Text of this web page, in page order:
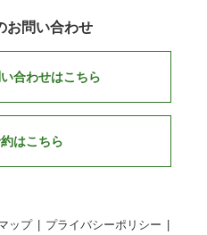
お問い合わせ
合わせはこちら
はこちら
ップ プライバシーポリシー